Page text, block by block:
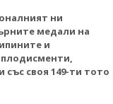
ни
медали на
и
своя 149-ти тото